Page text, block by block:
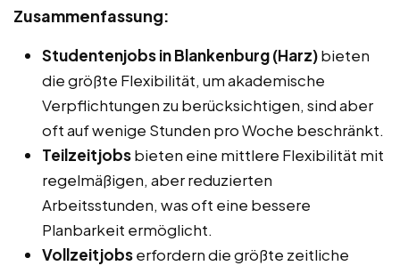
Zusammenfassung:
Studentenjobs in Blankenburg (Harz)bieten
die größte Flexibilität, um akademische
Verpflichtungen zu berücksichtigen, sind aber
oft auf wenige Stunden pro Woche beschränkt.
Teilzeitjobsbieten eine mittlere Flexibilität mit
regelmäßigen, aber reduzierten
Arbeitsstunden, was oft eine bessere
Planbarkeit ermöglicht.
Vollzeitjobserfordern die größte zeitliche